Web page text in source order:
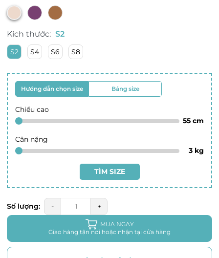
Kích thước: S2
S2 S4 S6 S8
Hướng dẫn chọn size Bảng size
Chiều cao
55 cm
Cân nặng
3 kg
TÌM SIZE
Số lượng: - +
MUA NGAY
Giao hàng tận nơi hoặc nhận tại cửa hàng